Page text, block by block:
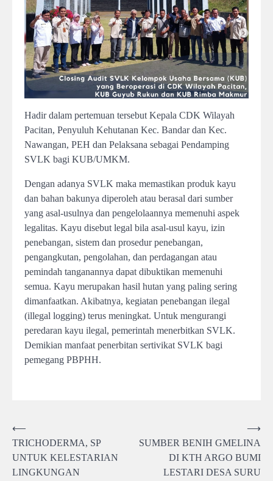
Hadir dalam pertemuan tersebut Kepala CDK Wilayah
Pacitan, Penyuluh Kehutanan Kec. Bandar dan Kec.
Nawangan, PEH dan Pelaksana sebagai Pendamping
SVLK bagi KUB/UMKM.
Dengan adanya SVLK maka memastikan produk kayu
dan bahan bakunya diperoleh atau berasal dari sumber
yang asal-usulnya dan pengelolaannya memenuhi aspek
legalitas. Kayu disebut legal bila asal-usul kayu, izin
penebangan, sistem dan prosedur penebangan,
pengangkutan, pengolahan, dan perdagangan atau
pemindah tanganannya dapat dibuktikan memenuhi
semua. Kayu merupakan hasil hutan yang paling sering
dimanfaatkan. Akibatnya, kegiatan penebangan ilegal
(illegal logging) terus meningkat. Untuk mengurangi
peredaran kayu ilegal, pemerintah menerbitkan SVLK.
Demikian manfaat penerbitan sertivikat SVLK bagi
pemegang PBPHH.
Post
navigation
⟵
TRICHODERMA, SP
UNTUK KELESTARIAN
LINGKUNGAN
SUMBER BENIH GMELINA
DI KTH ARGO BUMI
LESTARI DESA SURU
⟶